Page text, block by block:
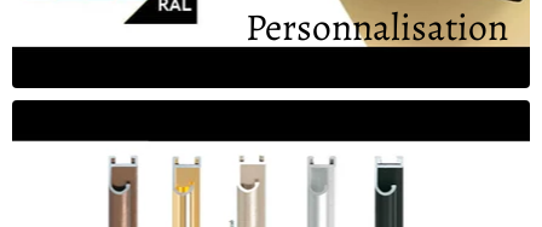
Personnalisation